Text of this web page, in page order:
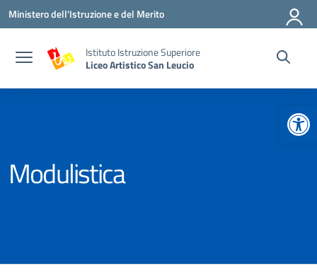
Vai ai contenuti
Vai al menu di navigazione
Vai al footer
Ministero dell'Istruzione e del Merito
Istituto Istruzione Superiore
Liceo Artistico San Leucio
Modulistica